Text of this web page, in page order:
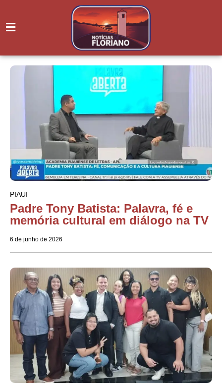
PIAUI
Padre Tony Batista: Palavra, fé e
memória cultural em diálogo na TV
6 de junho de 2026